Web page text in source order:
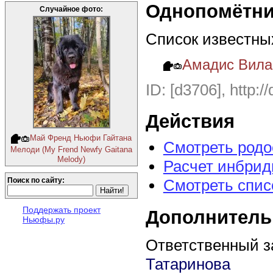
Случайное фото:
Май Френд Ньюфи Гайтана
Мелоди (My Frend Newfy Gaitana
Melody)
Поиск по сайту:
Поддержать проект
Ньюфы.ру
Список
Амадис
ID: [d3706],
Действия
Смотреть
Расчет
Смотреть
Ответственный
Татаринова